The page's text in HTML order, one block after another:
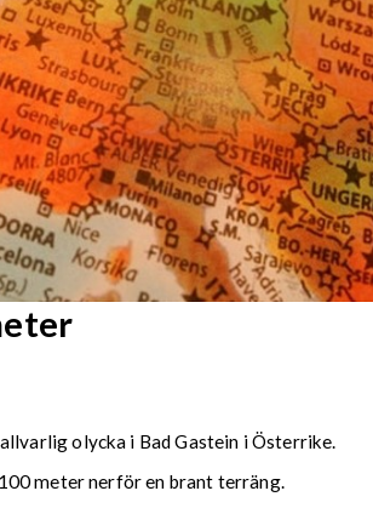
olycka i Bad Gastein i Österrike.
meter nerför en brant terräng.